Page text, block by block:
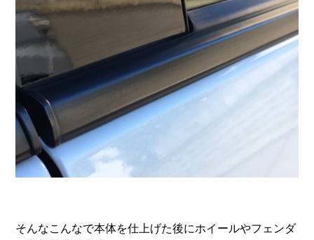
そんなこんなで本体を仕上げた後にホイールやフェンダ